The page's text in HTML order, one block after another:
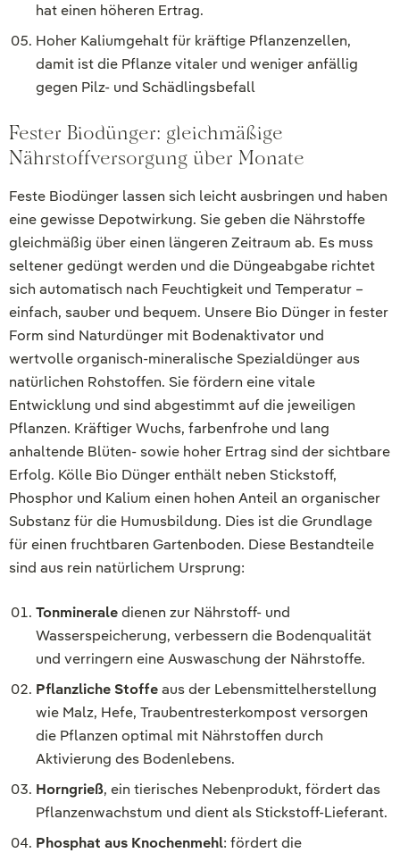
hat einen höheren Ertrag.
Hoher Kaliumgehalt für kräftige Pflanzenzellen,
damit ist die Pflanze vitaler und weniger anfällig
gegen Pilz- und Schädlingsbefall
Fester Biodünger: gleichmäßige
Nährstoffversorgung über Monate
Feste Biodünger lassen sich leicht ausbringen und haben
eine gewisse Depotwirkung. Sie geben die Nährstoffe
gleichmäßig über einen längeren Zeitraum ab. Es muss
seltener gedüngt werden und die Düngeabgabe richtet
sich automatisch nach Feuchtigkeit und Temperatur –
einfach, sauber und bequem. Unsere Bio Dünger in fester
Form sind Naturdünger mit Bodenaktivator und
wertvolle organisch-mineralische Spezialdünger aus
natürlichen Rohstoffen. Sie fördern eine vitale
Entwicklung und sind abgestimmt auf die jeweiligen
Pflanzen. Kräftiger Wuchs, farbenfrohe und lang
anhaltende Blüten- sowie hoher Ertrag sind der sichtbare
Erfolg. Kölle Bio Dünger enthält neben Stickstoff,
Phosphor und Kalium einen hohen Anteil an organischer
Substanz für die Humusbildung. Dies ist die Grundlage
für einen fruchtbaren Gartenboden. Diese Bestandteile
sind aus rein natürlichem Ursprung:
Tonmineraledienen zur Nährstoff- und
Wasserspeicherung, verbessern die Bodenqualität
und verringern eine Auswaschung der Nährstoffe.
Pflanzliche Stoffeaus der Lebensmittelherstellung
wie Malz, Hefe, Traubentresterkompost versorgen
die Pflanzen optimal mit Nährstoffen durch
Aktivierung des Bodenlebens.
Horngrieß, ein tierisches Nebenprodukt, fördert das
Pflanzenwachstum und dient als Stickstoff-Lieferant.
Phosphat aus Knochenmehl: fördert die